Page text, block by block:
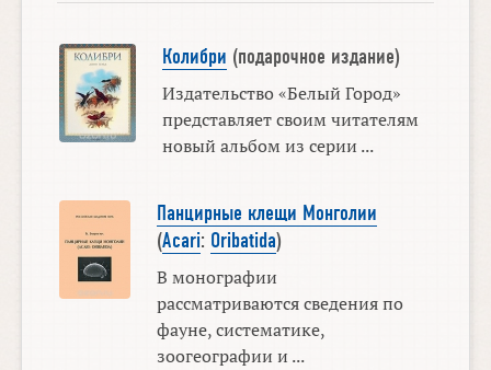
Колибри (подарочное издание)
Издательство «Белый Город»
представляет своим читателям
новый альбом из серии ...
Панцирные клещи Монголии
(Acari: Oribatida)
В монографии
рассматриваются сведения по
фауне, систематике,
зоогеографии и ...